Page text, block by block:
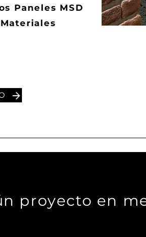
Paneles MSD
proyecto en